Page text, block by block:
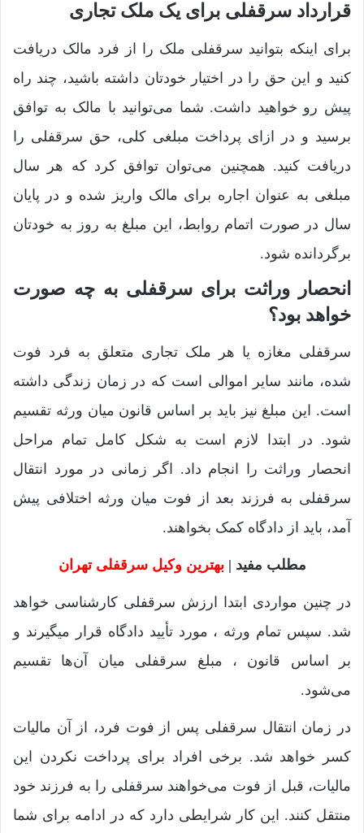
قرارداد سرقفلی برای یک ملک تجاری
برای اینکه بتوانید سرقفلی ملک را از فرد مالک دریافت
کنید و این حق را در اختیار خودتان داشته باشید، چند راه
پیش رو خواهید داشت. شما می‌توانید با مالک به توافق
برسید و در ازای پرداخت مبلغی کلی، حق سرقفلی را
دریافت کنید. همچنین می‌توان توافق کرد که هر سال
مبلغی به عنوان اجاره برای مالک واریز شده و در پایان
سال در صورت اتمام روابط، این مبلغ به ­روز به خودتان
برگردانده شود.
انحصار وراثت برای سرقفلی به چه صورت
خواهد بود؟
سرقفلی مغازه یا هر ملک تجاری متعلق به فرد فوت
شده، مانند سایر اموالی است که در زمان زندگی داشته
است. این مبلغ نیز باید بر اساس قانون میان ورثه‌ تقسیم
شود. در ابتدا لازم است به شکل کامل تمام مراحل
انحصار وراثت را انجام داد. اگر زمانی در مورد انتقال
سرقفلی به فرزند بعد از فوت میان ورثه اختلافی پیش
آمد، باید از دادگاه کمک بخواهند.
مطلب مفید |بهترین وکیل سرقفلی تهران
در چنین مواردی ابتدا ارزش سرقفلی کارشناسی خواهد
شد. سپس تمام ورثه‌ ، مورد تأیید دادگاه قرار می­گیرند و
بر اساس قانون ، مبلغ سرقفلی میان آن‌ها تقسیم
می‌شود.
در زمان انتقال سرقفلی پس از فوت فرد، از آن مالیات
کسر خواهد شد. برخی افراد برای پرداخت نکردن این
مالیات، قبل از فوت می‌خواهند سرقفلی را به فرزند خود
منتقل کنند. این کار شرایطی دارد که در ادامه برای شما